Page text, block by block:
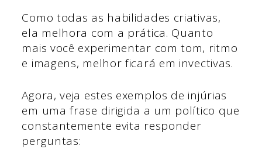
Como todas as habilidades criativas,
ela melhora com a prática. Quanto
mais você experimentar com tom, ritmo
e imagens, melhor ficará em invectivas.
Agora, veja estes exemplos de injúrias
em uma frase dirigida a um político que
constantemente evita responder
perguntas: